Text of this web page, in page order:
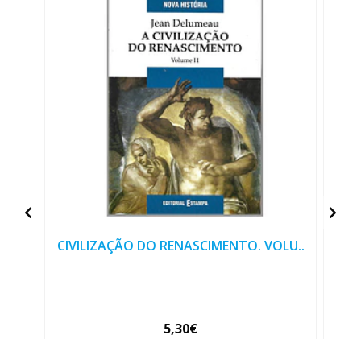
CIVILIZAÇÃO DO RENASCIMENTO. VOLU..
5,30€